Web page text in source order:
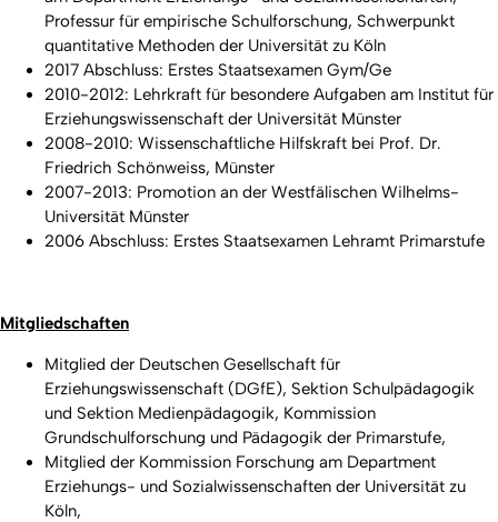
Professur für empirische Schulforschung, Schwerpunkt
quantitative Methoden der Universität zu Köln
2017 Abschluss: Erstes Staatsexamen Gym/Ge
2010-2012: Lehrkraft für besondere Aufgaben am Institut für
Erziehungswissenschaft der Universität Münster
2008-2010: Wissenschaftliche Hilfskraft bei Prof. Dr.
Friedrich Schönweiss, Münster
2007-2013: Promotion an der Westfälischen Wilhelms-
Universität Münster
2006 Abschluss: Erstes Staatsexamen Lehramt Primarstufe
Mitgliedschaften
Mitglied der Deutschen Gesellschaft für
Erziehungswissenschaft (DGfE), Sektion Schulpädagogik
und Sektion Medienpädagogik, Kommission
Grundschulforschung und Pädagogik der Primarstufe,
Mitglied der Kommission Forschung am Department
Erziehungs- und Sozialwissenschaften der Universität zu
Köln,